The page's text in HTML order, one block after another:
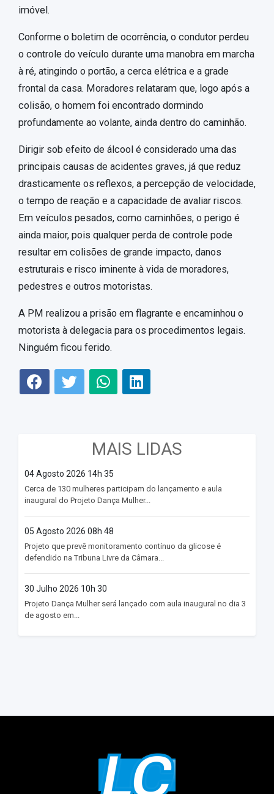
imóvel.
Conforme o boletim de ocorrência, o condutor perdeu
o controle do veículo durante uma manobra em marcha
à ré, atingindo o portão, a cerca elétrica e a grade
frontal da casa. Moradores relataram que, logo após a
colisão, o homem foi encontrado dormindo
profundamente ao volante, ainda dentro do caminhão.
Dirigir sob efeito de álcool é considerado uma das
principais causas de acidentes graves, já que reduz
drasticamente os reflexos, a percepção de velocidade,
o tempo de reação e a capacidade de avaliar riscos.
Em veículos pesados, como caminhões, o perigo é
ainda maior, pois qualquer perda de controle pode
resultar em colisões de grande impacto, danos
estruturais e risco iminente à vida de moradores,
pedestres e outros motoristas.
A PM realizou a prisão em flagrante e encaminhou o
motorista à delegacia para os procedimentos legais.
Ninguém ficou ferido.
MAIS LIDAS
04 Agosto 2026 14h 35
Cerca de 130 mulheres participam do lançamento e aula
inaugural do Projeto Dança Mulher...
05 Agosto 2026 08h 48
Projeto que prevê monitoramento contínuo da glicose é
defendido na Tribuna Livre da Câmara...
30 Julho 2026 10h 30
Projeto Dança Mulher será lançado com aula inaugural no dia 3
de agosto em...